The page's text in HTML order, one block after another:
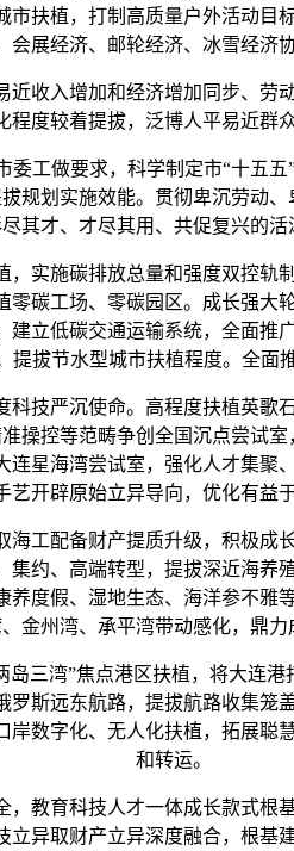
扶植，打制高质量户外活动
展经济、邮轮经济、冰雪经济
入增加和经济增加同步、劳
度较着提拔，泛博人平易近群
做要求，科学制定市“十五五
规划实施效能。贯彻卑沉劳动
其才、才尽其用、共促复兴的活
施碳排放总量和强度双控轨
碳工场、零碳园区。成长强
立低碳交通运输系统，全面
提拔节水型城市扶植程度。全面
严沉使命。高程度扶植英歌
操控等范畴争创全国沉点尝试
星海湾尝试室，强化人才集
开辟原始立异导向，优化有益
配备财产提质升级，积极成
约、高端转型，提拔深近海
度假、湿地生态、海洋参不
金州湾、承平湾带动感化，鼎
湾”焦点港区扶植，将大连
斯远东航路，提拔航路收集
数字化、无人化扶植，拓展
和转运。
育科技人才一体成长款式根
异取财产立异深度融合，根基